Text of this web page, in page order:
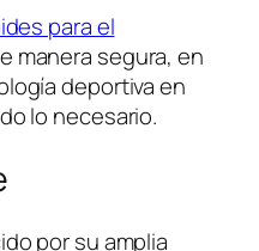
para el
manera segura, en
deportiva en
lo necesario.
por su amplia